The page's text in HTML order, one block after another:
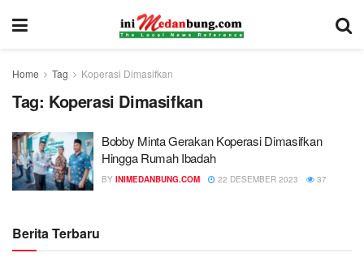
Home Tag Koperasi Dimasifkan
Tag: Koperasi Dimasifkan
Bobby Minta Gerakan Koperasi Dimasifkan
Hingga Rumah Ibadah
BY INIMEDANBUNG.COM 22 DESEMBER 2023 37
Berita Terbaru